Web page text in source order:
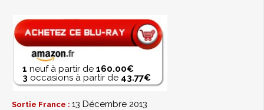
1 neuf à partir de 160.00€
3 occasions à partir de 43.77€
Sortie France : 13 Décembre 2013